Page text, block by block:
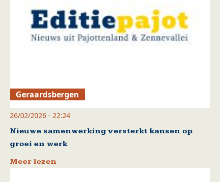
Geraardsbergen
26/02/2026 - 22:24
Nieuwe samenwerking versterkt kansen op
groei en werk
Meer lezen